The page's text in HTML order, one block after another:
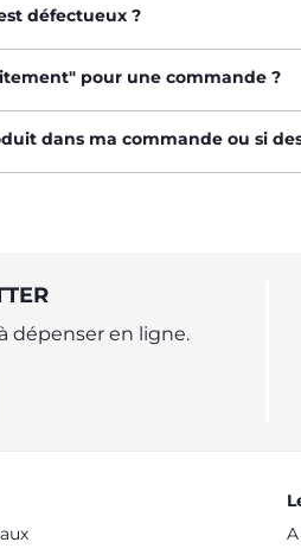
défectueux ?
pour une commande ?
dans ma commande ou si
dépenser en ligne.